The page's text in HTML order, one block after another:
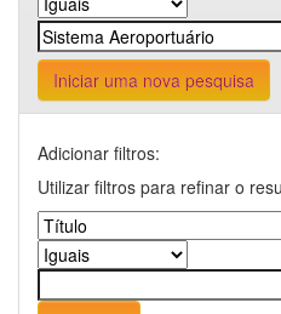
Iniciar uma nova pesquisa
Adicionar filtros:
Utilizar filtros para refinar o